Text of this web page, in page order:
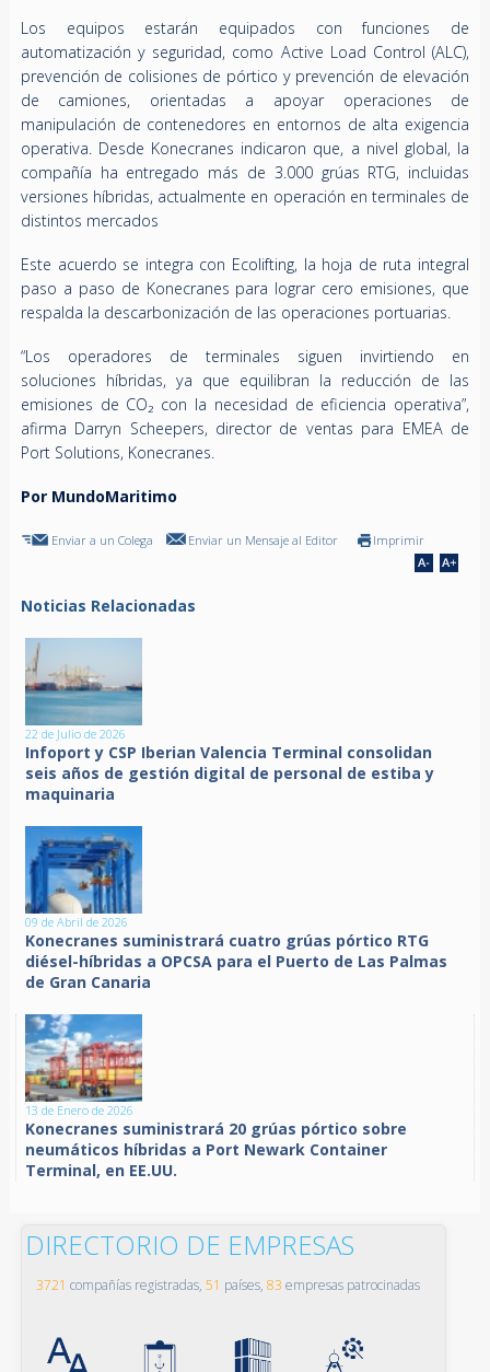
Los equipos estarán equipados con funciones de
automatización y seguridad, como Active Load Control (ALC),
prevención de colisiones de pórtico y prevención de elevación
de camiones, orientadas a apoyar operaciones de
manipulación de contenedores en entornos de alta exigencia
operativa. Desde Konecranes indicaron que, a nivel global, la
compañía ha entregado más de 3.000 grúas RTG, incluidas
versiones híbridas, actualmente en operación en terminales de
distintos mercados
Este acuerdo se integra con Ecolifting, la hoja de ruta integral
paso a paso de Konecranes para lograr cero emisiones, que
respalda la descarbonización de las operaciones portuarias.
“Los operadores de terminales siguen invirtiendo en
soluciones híbridas, ya que equilibran la reducción de las
emisiones de CO₂ con la necesidad de eficiencia operativa”,
afirma Darryn Scheepers, director de ventas para EMEA de
Port Solutions, Konecranes.
Por MundoMaritimo
Enviar a un Colega Enviar un Mensaje al Editor Imprimir
Noticias Relacionadas
22 de Julio de 2026
Infoport y CSP Iberian Valencia Terminal consolidan
seis años de gestión digital de personal de estiba y
maquinaria
09 de Abril de 2026
Konecranes suministrará cuatro grúas pórtico RTG
diésel-híbridas a OPCSA para el Puerto de Las Palmas
de Gran Canaria
13 de Enero de 2026
Konecranes suministrará 20 grúas pórtico sobre
neumáticos híbridas a Port Newark Container
Terminal, en EE.UU.
DIRECTORIO DE EMPRESAS
3721 compañías registradas, 51 países, 83 empresas patrocinadas